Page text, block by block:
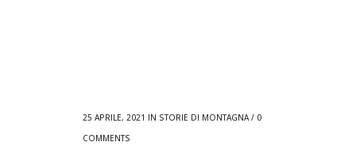
25 APRILE, 2021 IN STORIE DI MONTAGNA/ 0
COMMENTS